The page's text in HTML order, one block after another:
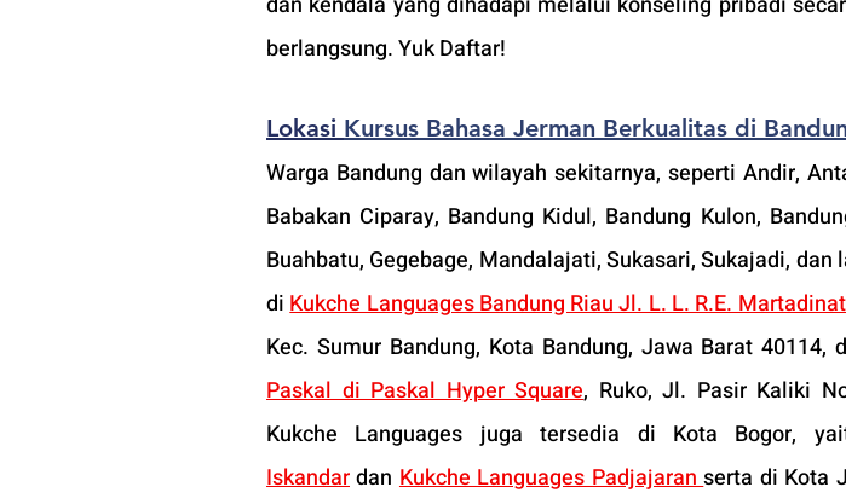
berlangsung. Yuk Daftar!
Lokasi Kursus Bahasa Jerman Berkualitas di
Warga Bandung dan wilayah sekitarnya, seperti Andir,
Babakan Ciparay, Bandung Kidul, Bandung Kulon,
Buahbatu, Gegebage, Mandalajati, Sukasari, Sukajadi,
di Kukche Languages Bandung Riau Jl. L. L. R.E.
Kec. Sumur Bandung, Kota Bandung, Jawa Barat 40114,
Paskal di Paskal Hyper Square, Ruko, Jl. Pasir Kaliki
Kukche Languages juga tersedia di Kota Bogor,
Iskandar dan Kukche Languages Padjajaran serta di Kota